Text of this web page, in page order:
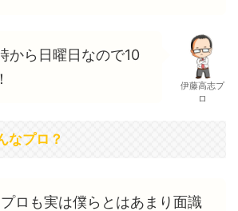
から日曜日なので10
伊藤高志プ
ロ
なプロ？
ロも実は僕らとはあまり面識